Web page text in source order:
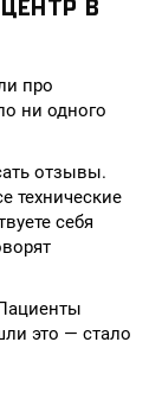
В
про
ни одного
отзывы.
технические
себя
это — стало